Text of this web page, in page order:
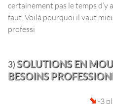
certainement pas le temps d’y
faut. Voilà pourquoi il vaut
professi
3)SOLUTIONS EN
BESOINS
-3